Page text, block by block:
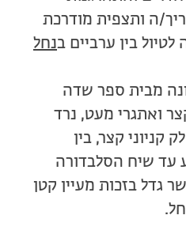
ה ותצפית מודרכת
בין ערביים בנחל
מבית ספר שדה
ואתגרי מעט, נרד
קניוני קצר, בין
עד שיח הסלבדורה
גדל בזכות מעיין קטן